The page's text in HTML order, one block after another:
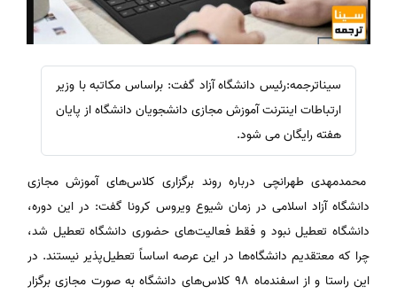
سیناترجمه:رئیس دانشگاه آزاد گفت: براساس مکاتبه با وزیر
ارتباطات اینترنت آموزش مجازی دانشجویان دانشگاه از پایان
هفته رایگان می شود.
محمدمهدی طهرانچی درباره روند برگزاری کلاس‌های آموزش مجازی
دانشگاه آزاد اسلامی در زمان شیوع ویروس کرونا گفت: در این دوره،
دانشگاه تعطیل نبود و فقط فعالیت‌های حضوری دانشگاه تعطیل شد،
چرا که معتقدیم دانشگاه‌ها در این عرصه اساساً تعطیل‌پذیر نیستند. در
این راستا و از اسفندماه ۹۸ کلاس‌های دانشگاه به صورت مجازی برگزار